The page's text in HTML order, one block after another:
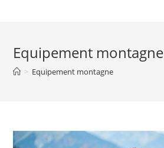
Equipement montagne
> Equipement montagne